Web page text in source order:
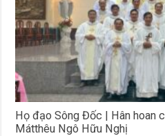
Họ đạo Sông Đốc | Hân hoan
Mátthêu Ngô Hữu Nghị